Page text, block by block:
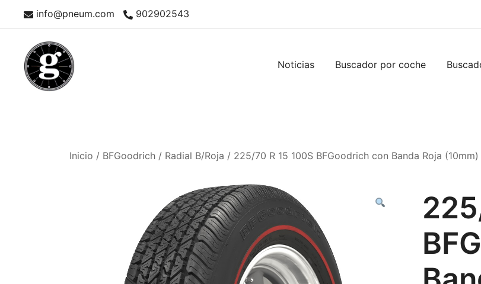
info@pneum.com 902902543
Noticias Buscador por coche
Inicio / BFGoodrich / Radial B/Roja / 225/70 R 15 100S BFGoodrich con Banda Roja (10mm)